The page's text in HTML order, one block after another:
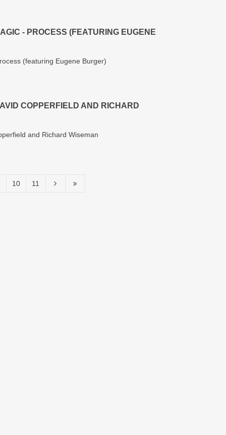
- PROCESS (FEATURING EUGENE
(featuring Eugene Burger)
COPPERFIELD AND RICHARD
and Richard Wiseman
10 11